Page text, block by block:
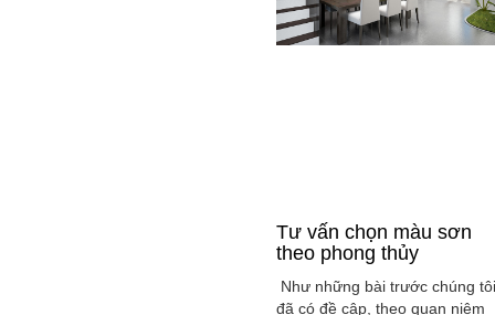
Tư vấn chọn màu sơn
theo phong thủy
Như những bài trước chúng tôi
đã có đề cập, theo quan niệm